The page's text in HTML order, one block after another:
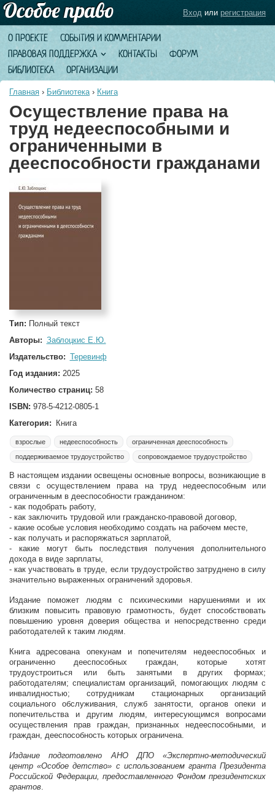
О ПРОЕКТЕ
СОБЫТИЯ И КОММЕНТАРИИ
ПРАВОВАЯ ПОДДЕРЖКА
КОНТАКТЫ
ФОРУМ
БИБЛИОТЕКА
ОРГАНИЗАЦИИ
Вход или регистрация
Главная › Библиотека› Книга
Осуществление права на
труд недееспособными и
ограниченными в
дееспособности гражданами
Тип: Полный текст
Авторы: Заблоцкис Е.Ю.
Издательство: Теревинф
Год издания: 2025
Количество страниц: 58
ISBN: 978-5-4212-0805-1
Категория:
Книга
взрослые недееспособность
ограниченная дееспособность
поддерживаемое трудоустройство
сопровождаемое трудоустройство
В настоящем издании освещены основные вопросы, возникающие в
связи с осуществлением права на труд недееспособным или
ограниченным в дееспособности гражданином:
- как подобрать работу,
- как заключить трудовой или гражданско-правовой договор,
- какие особые условия необходимо создать на рабочем месте,
- как получать и распоряжаться зарплатой,
- какие могут быть последствия получения дополнительного
дохода в виде зарплаты,
- как участвовать в труде, если трудоустройство затруднено в силу
значительно выраженных ограничений здоровья.
Издание поможет людям с психическими нарушениями и их
близким повысить правовую грамотность, будет способствовать
повышению уровня доверия общества и непосредственно среди
работодателей к таким людям.
Книга адресована опекунам и попечителям недееспособных и
ограниченно дееспособных граждан, которые хотят
трудоустроиться или быть занятыми в других формах;
работодателям; специалистам организаций, помогающих людям с
инвалидностью; сотрудникам стационарных организаций
социального обслуживания, служб занятости, органов опеки и
попечительства и другим людям, интересующимся вопросами
осуществления прав граждан, признанных недееспособными, и
граждан, дееспособность которых ограничена.
Издание подготовлено АНО ДПО «Экспертно-методический
центр «Особое детство» с использованием гранта Президента
Российской Федерации, предоставленного Фондом президентских
грантов.